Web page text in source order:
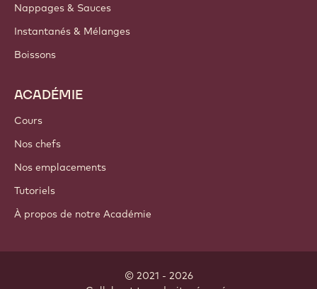
Nappages & Sauces
Instantanés & Mélanges
Boissons
ACADÉMIE
Cours
Nos chefs
Nos emplacements
Tutoriels
À propos de notre Académie
© 2021 - 2026